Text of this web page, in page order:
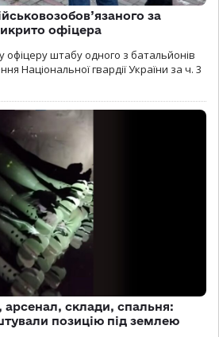
за
офіцера
офіцеру штабу одного з батальйонів
Національної гвардії України за ч. 3
арсенал, склади, спальня:
позицію під землею